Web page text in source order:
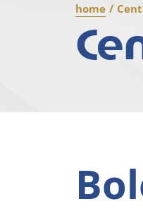
home /